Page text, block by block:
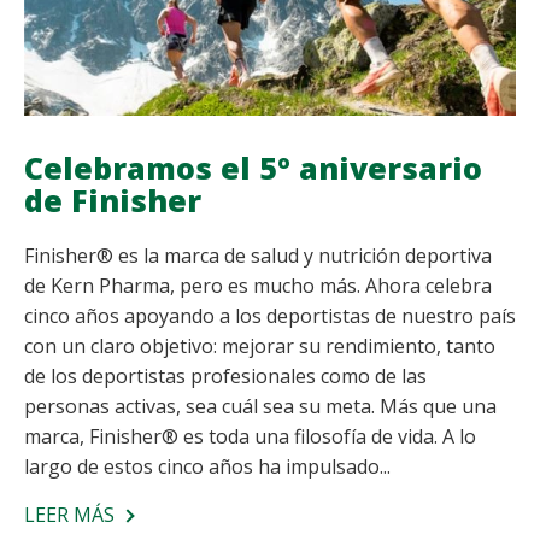
Celebramos el 5º aniversario
de Finisher
Finisher® es la marca de salud y nutrición deportiva
de Kern Pharma, pero es mucho más. Ahora celebra
cinco años apoyando a los deportistas de nuestro país
con un claro objetivo: mejorar su rendimiento, tanto
de los deportistas profesionales como de las
personas activas, sea cuál sea su meta. Más que una
marca, Finisher® es toda una filosofía de vida. A lo
largo de estos cinco años ha impulsado...
LEER MÁS SOBRE